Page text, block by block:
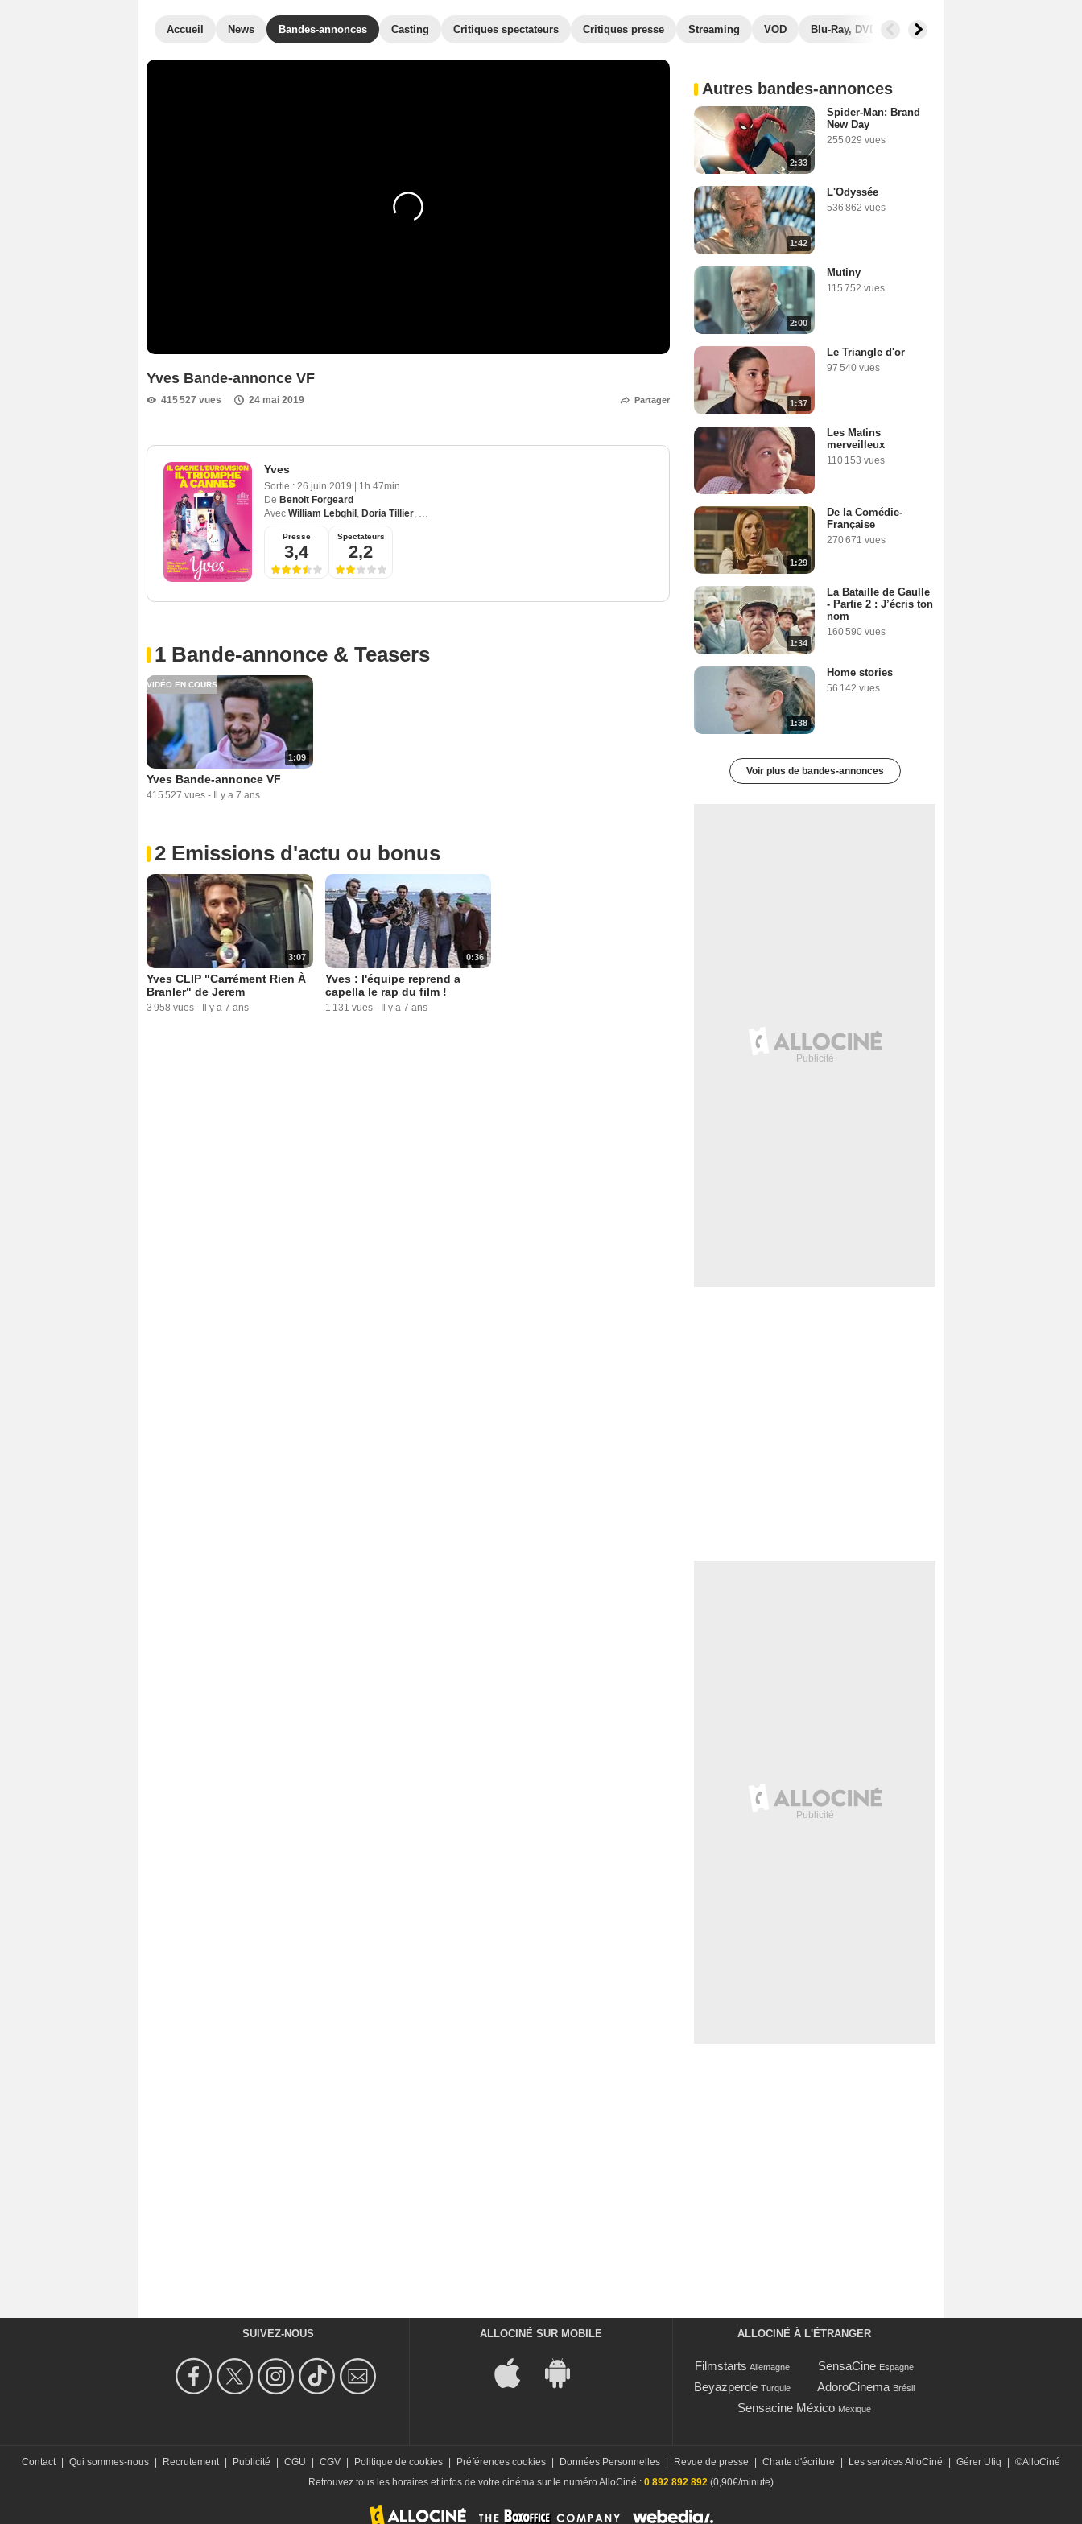
Accueil News Bandes-annonces Casting Critiques spectateurs Critiques presse Streaming VOD Blu-Ray, DVD Photos
Yves Bande-annonce VF
415 527 vues 24 mai 2019 Partager
Yves
Sortie : 26 juin 2019
1h 47min
De Benoit Forgeard
Avec William Lebghil , Doria Tillier, Philippe Katerine
Presse
3,4
Spectateurs
2,2
1 Bande-annonce & Teasers
1:09
VIDÉO EN COURS
Yves Bande-annonce VF
415 527 vues - Il y a 7 ans
2 Emissions d'actu ou bonus
3:07
Yves CLIP "Carrément Rien À
Branler" de Jerem
3 958 vues - Il y a 7 ans
0:36
Yves : l'équipe reprend a
capella le rap du film !
1 131 vues - Il y a 7 ans
Autres bandes-annonces
2:33
Spider-Man: Brand
New Day
255 029 vues
1:42
L'Odyssée
536 862 vues
2:00
Mutiny
115 752 vues
1:37
Le Triangle d'or
97 540 vues
Les Matins
merveilleux
110 153 vues
1:29
De la Comédie-
Française
270 671 vues
1:34
La Bataille de Gaulle
- Partie 2 : J’écris ton
nom
160 590 vues
1:38
Home stories
56 142 vues
Voir plus de bandes-annonces
SUIVEZ-NOUS ALLOCINÉ SUR MOBILE ALLOCINÉ À L'ÉTRANGER
Filmstarts Allemagne SensaCine Espagne
Beyazperde Turquie AdoroCinema Brésil
Sensacine México Mexique
Contact Qui sommes-nous Recrutement Publicité CGU CGV Politique de cookies Préférences cookies Données Personnelles Revue de presse Charte d'écriture Les services AlloCiné Gérer Utiq
©AlloCiné
Retrouvez tous les horaires et infos de votre cinéma sur le numéro AlloCiné : 0 892 892 892 (0,90€/minute)